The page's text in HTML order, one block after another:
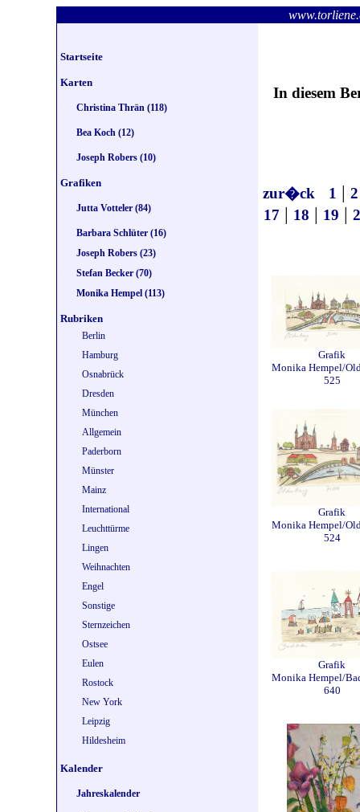
Startseite
Karten
Christina Thrän (118)
Bea Koch (12)
Joseph Robers (10)
Grafiken
Jutta Votteler (84)
Barbara Schlüter (16)
Joseph Robers (23)
Stefan Becker (70)
Monika Hempel (113)
Rubriken
Berlin
Hamburg
Osnabrück
Dresden
München
Allgemein
Paderborn
Münster
Mainz
International
Leuchttürme
Lingen
Weihnachten
Engel
Sonstige
Sternzeichen
Ostsee
Eulen
Rostock
New York
Leipzig
Hildesheim
Kalender
Jahreskalender
In diesem
zur�ck 1 | 2
17 | 18 | 19 |
Grafik
Monika Hempel/
525
Grafik
Monika Hempel/
524
Grafik
Monika Hempel/
640